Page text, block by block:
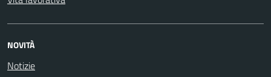
NOVITÀ
Notizie